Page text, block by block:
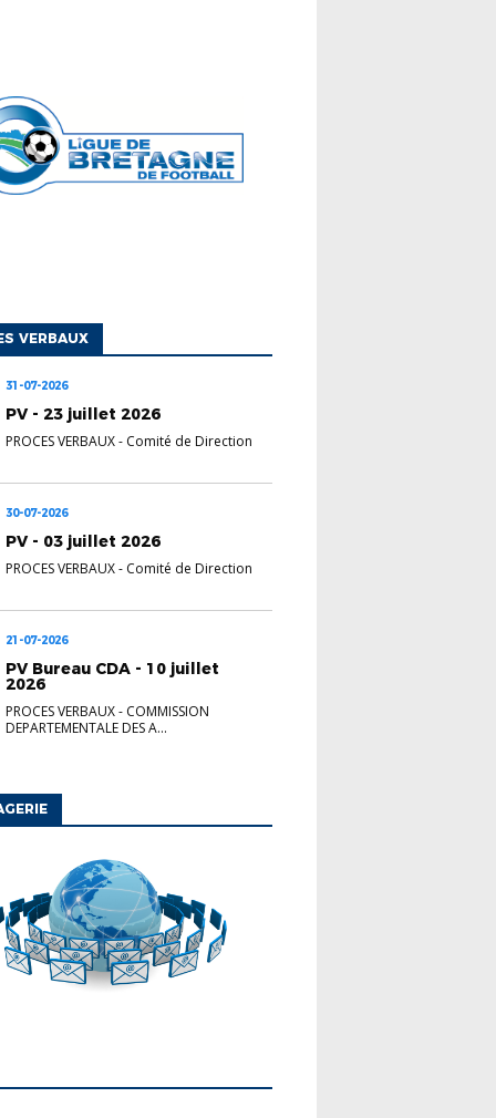
VERBAUX
31-07-2026
PV - 23 juillet 2026
PROCES VERBAUX- Comité de Direction
30-07-2026
PV - 03 juillet 2026
PROCES VERBAUX- Comité de Direction
21-07-2026
PV Bureau CDA - 10 juillet
2026
PROCES VERBAUX- COMMISSION
DEPARTEMENTALE DES A...